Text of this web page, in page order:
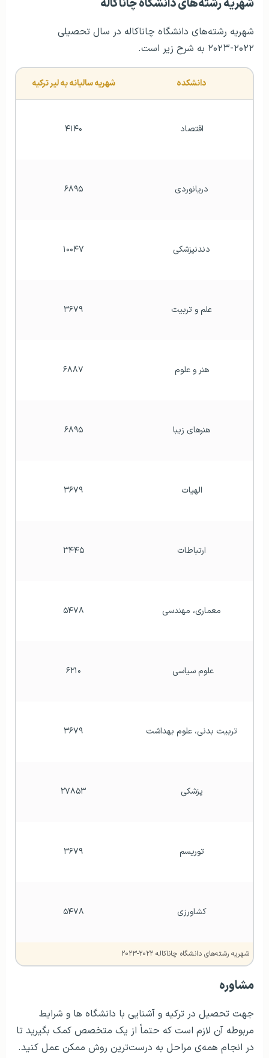
شهریه رشته‌های دانشگاه چاناکاله
شهریه رشته‌های دانشگاه چاناکاله در سال تحصیلی
۲۰۲۲-۲۰۲۳ به شرح زیر است.
دانشکده شهریه سالیانه به لیر ترکیه
اقتصاد ۴۱۴۰
دریانوردی ۶۸۹۵
دندنپزشکی ۱۰۰۴۷
علم و تربیت ۳۶۷۹
هنر و علوم ۶۸۸۷
هنرهای زیبا ۶۸۹۵
الهیات ۳۶۷۹
ارتباطات ۳۴۴۵
معماری، مهندسی ۵۴۷۸
علوم سیاسی ۶۲۱۰
تربیت بدنی، علوم بهداشت ۳۶۷۹
پزشکی ۲۷۸۵۳
توریسم ۳۶۷۹
کشاورزی ۵۴۷۸
شهریه رشته‌های دانشگاه چاناکاله ۲۰۲۲-۲۰۲۳
مشاوره
جهت تحصیل در ترکیه و آشنایی با دانشگاه ها و شرایط
مربوطه آن لازم است که حتماً از یک متخصص کمک بگیرید تا
در انجام همه‌ی مراحل به درست‌ترین روش ممکن عمل کنید.